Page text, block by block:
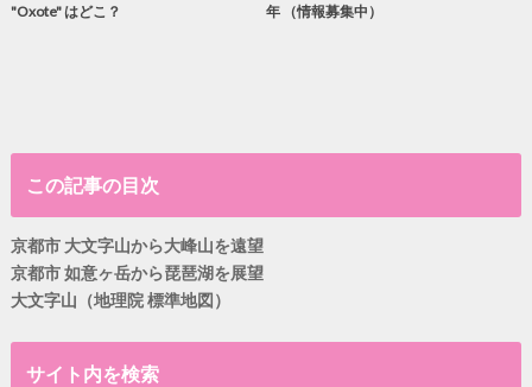
"Oxote" はどこ？
年 （情報募集中）
この記事の目次
京都市 大文字山から大峰山を遠望
京都市 如意ヶ岳から琵琶湖を展望
大文字山（地理院 標準地図）
サイト内を検索